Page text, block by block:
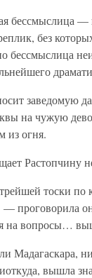
бессмыслица
без
заведомую
на чужую
из огня.
Растопчину
тоски
— проговорила
на вопросы…
Мадагаскара,
вышла